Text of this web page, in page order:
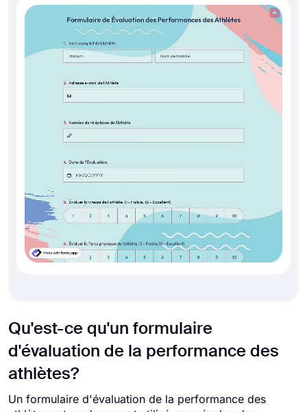
Qu'est-ce qu'un formulaire
d'évaluation de la performance des
athlètes?
Un formulaire d'évaluation de la performance des